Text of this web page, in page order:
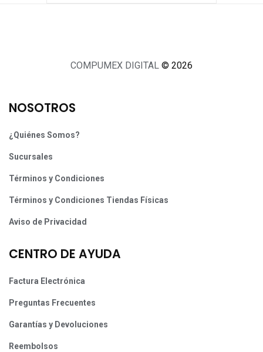
COMPUMEX DIGITAL © 2026
NOSOTROS
¿Quiénes Somos?
Sucursales
Términos y Condiciones
Términos y Condiciones Tiendas Físicas
Aviso de Privacidad
CENTRO DE AYUDA
Factura Electrónica
Preguntas Frecuentes
Garantías y Devoluciones
Reembolsos